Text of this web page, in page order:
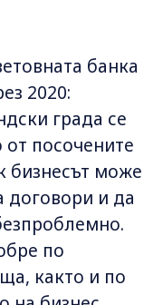
банка
2020:
града се
посочените
бизнесът може
договори и да
по
както и по